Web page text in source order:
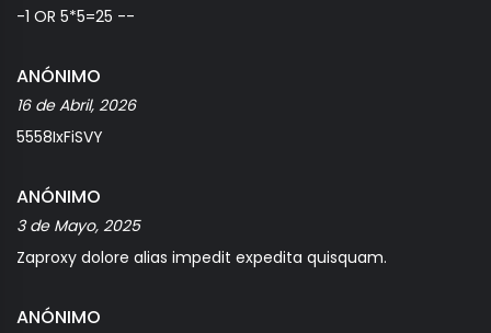
-1 OR 5*5=25 --
ANÓNIMO
16 de Abril, 2026
5558IxFiSVY
ANÓNIMO
3 de Mayo, 2025
Zaproxy dolore alias impedit expedita quisquam.
ANÓNIMO